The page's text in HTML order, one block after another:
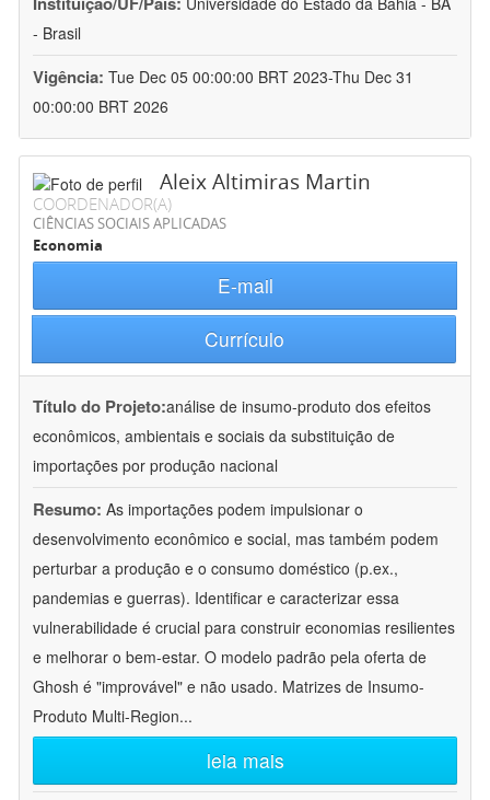
- Brasil
Vigência: Tue Dec 05 00:00:00 BRT 2023-Thu Dec 31
00:00:00 BRT 2026
Aleix Altimiras Martin
COORDENADOR(A)
CIÊNCIAS SOCIAIS APLICADAS
Economia
E-mail
Currículo
Título do Projeto:análise de insumo-produto dos efeitos
econômicos, ambientais e sociais da substituição de
importações por produção nacional
Resumo: As importações podem impulsionar o
desenvolvimento econômico e social, mas também podem
perturbar a produção e o consumo doméstico (p.ex.,
pandemias e guerras). Identificar e caracterizar essa
vulnerabilidade é crucial para construir economias resilientes
e melhorar o bem-estar. O modelo padrão pela oferta de
Ghosh é "improvável" e não usado. Matrizes de Insumo-
Produto Multi-Region...
leia mais